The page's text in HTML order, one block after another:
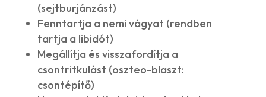
(sejtburjánzást)
Fenntartja a nemi vágyat (rendben
tartja a libidót)
Megállítja és visszafordítja a
csontritkulást (oszteo-blaszt:
csontépítő)